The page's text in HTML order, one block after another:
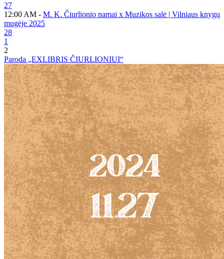
27
12:00 AM - M. K. Čiurlionio namai x Muzikos salė | Vilniaus knygų
mugėje 2025
28
1
2
Paroda „EXLIBRIS ČIURLIONIUI“